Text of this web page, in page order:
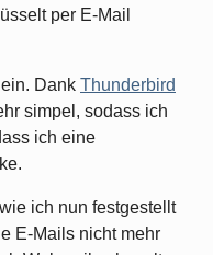
per E-Mail
ein. Dank Thunderbird
simpel, sodass ich
ich eine
ich nun festgestellt
E-Mails nicht mehr